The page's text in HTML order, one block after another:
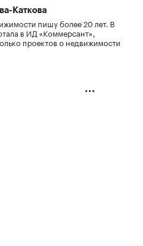
Каткова
пишу более 20 лет. В
в ИД «Коммерсант»,
проектов о недвижимости